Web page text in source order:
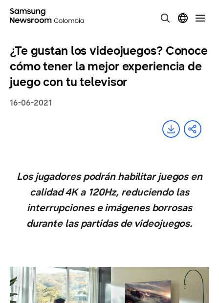
¿Te gustan los videojuegos? Conoce
cómo tener la mejor experiencia de
juego con tu televisor
16-06-2021
Los jugadores podrán habilitar juegos en
calidad 4K a 120Hz, reduciendo las
interrupciones e imágenes borrosas
durante las partidas de videojuegos.